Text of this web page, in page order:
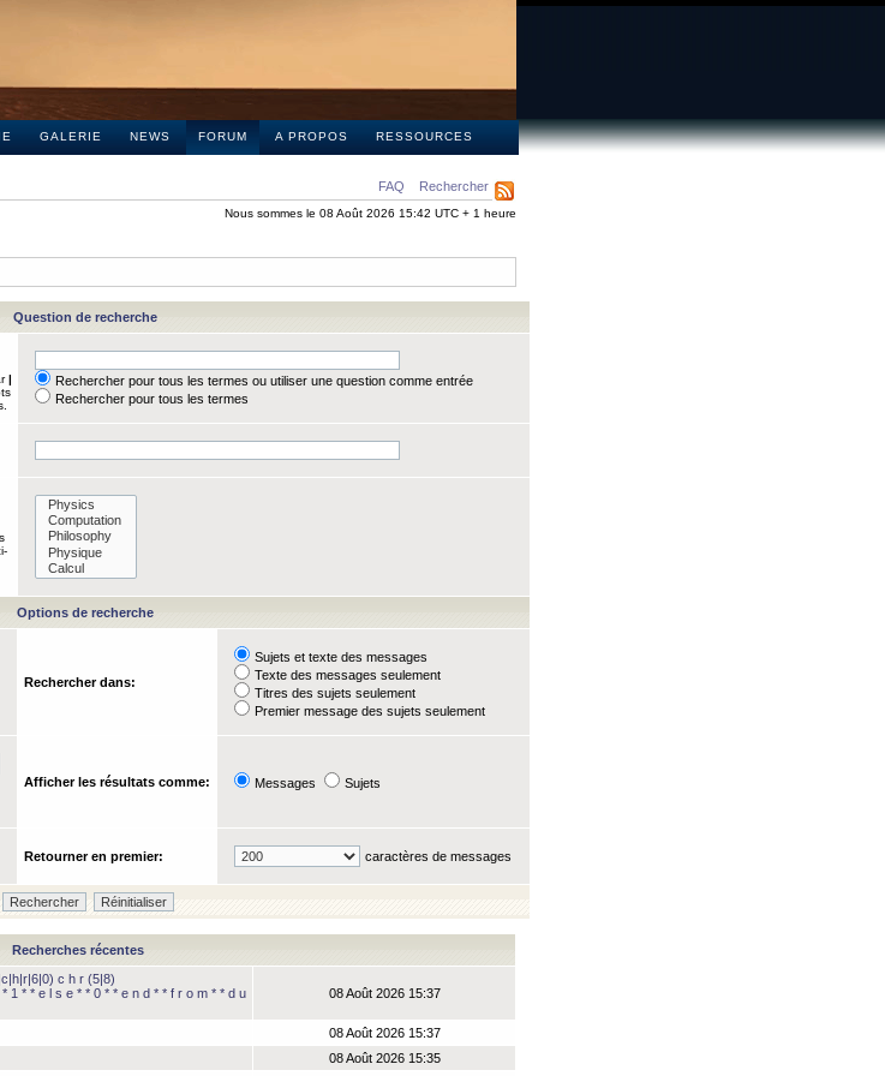
GALERIE NEWS FORUM A PROPOS RESSOURCES
FAQ Rechercher
Nous sommes le 08 Août 2026 15:42 UTC + 1 heure
Question de recherche
|
Rechercher pour tous les termes ou utiliser une question comme entrée
Rechercher pour tous les termes
Options de recherche
Rechercher dans:
Sujets et texte des messages
Texte des messages seulement
Titres des sujets seulement
Premier message des sujets seulement
Afficher les résultats comme: Messages Sujets
Retourner en premier: caractères de messages
Recherches récentes
c h r (5|8)
* * e l s e * * 0 * * e n d * * f r o m * * d u
08 Août 2026 15:37
08 Août 2026 15:37
08 Août 2026 15:35